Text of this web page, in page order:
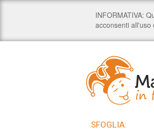
SFOGLIA: